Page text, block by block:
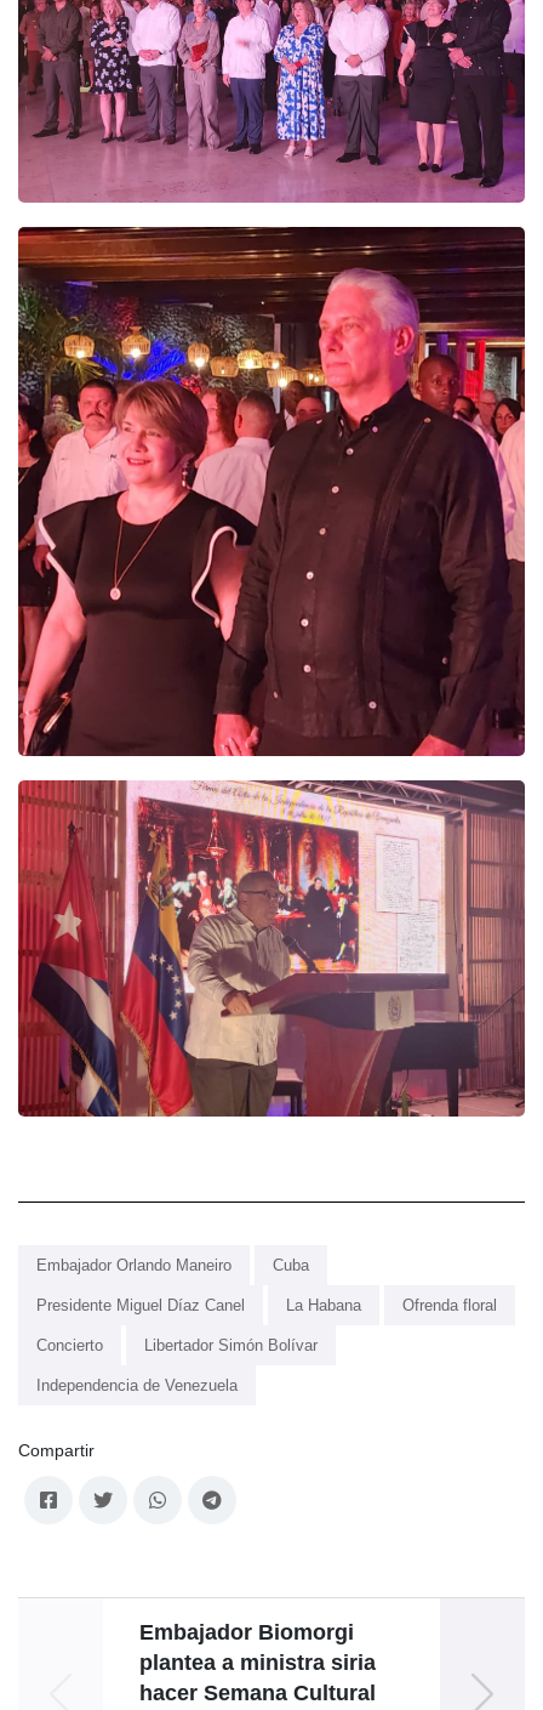
Embajador Orlando Maneiro Cuba
Presidente Miguel Díaz Canel La Habana Ofrenda floral
Concierto Libertador Simón Bolívar
Independencia de Venezuela
Compartir
Embajador Biomorgi
plantea a ministra siria
hacer Semana Cultural